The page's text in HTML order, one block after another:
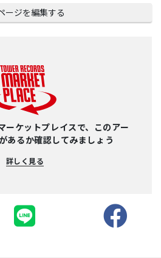
ージを編集する
ーケットプレイスで、このアー
あるか確認してみましょう
詳しく見る